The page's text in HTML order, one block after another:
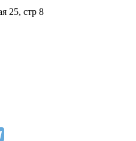
25, стр 8